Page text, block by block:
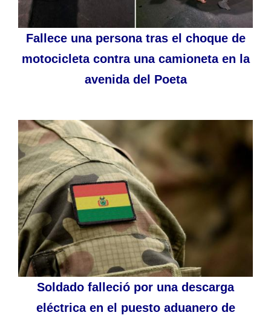
Fallece una persona tras el choque de
motocicleta contra una camioneta en la
avenida del Poeta
Soldado falleció por una descarga
eléctrica en el puesto aduanero de